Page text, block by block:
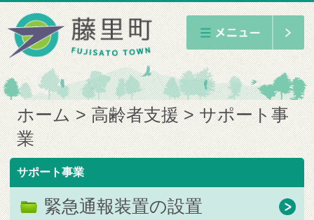
ホーム 高齢者支援
サポート事
業
サポート事業
緊急通報装置の設置